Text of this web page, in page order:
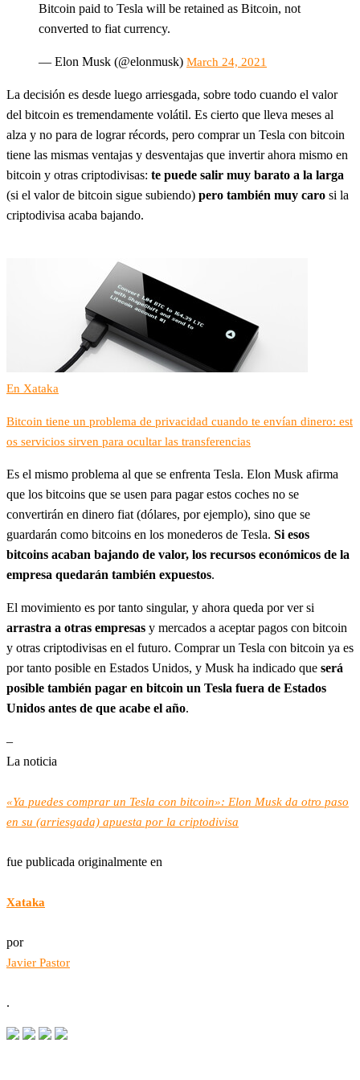
Bitcoin paid to Tesla will be retained as Bitcoin, not
converted to fiat currency.
— Elon Musk (@elonmusk) March 24, 2021
La decisión es desde luego arriesgada, sobre todo cuando el valor
del bitcoin es tremendamente volátil. Es cierto que lleva meses al
alza y no para de lograr récords, pero comprar un Tesla con bitcoin
tiene las mismas ventajas y desventajas que invertir ahora mismo en
bitcoin y otras criptodivisas: te puede salir muy barato a la larga
(si el valor de bitcoin sigue subiendo) pero también muy caro si la
criptodivisa acaba bajando.
En Xataka
Bitcoin tiene un problema de privacidad cuando te envían dinero: est
os servicios sirven para ocultar las transferencias
Es el mismo problema al que se enfrenta Tesla. Elon Musk afirma
que los bitcoins que se usen para pagar estos coches no se
convertirán en dinero fiat (dólares, por ejemplo), sino que se
guardarán como bitcoins en los monederos de Tesla. Si esos
bitcoins acaban bajando de valor, los recursos económicos de la
empresa quedarán también expuestos.
El movimiento es por tanto singular, y ahora queda por ver si
arrastra a otras empresas y mercados a aceptar pagos con bitcoin
y otras criptodivisas en el futuro. Comprar un Tesla con bitcoin ya es
por tanto posible en Estados Unidos, y Musk ha indicado que será
posible también pagar en bitcoin un Tesla fuera de Estados
Unidos antes de que acabe el año.
–
La noticia
«Ya puedes comprar un Tesla con bitcoin»: Elon Musk da otro paso
en su (arriesgada) apuesta por la criptodivisa
fue publicada originalmente en
Xataka
por
Javier Pastor
.